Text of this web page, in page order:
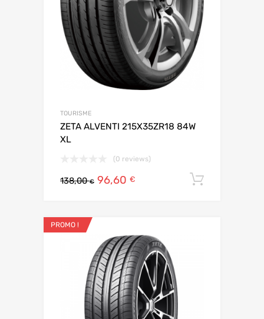
TOURISME
ZETA ALVENTI 215X35ZR18 84W
XL
(0 reviews)
138,00€ 96,60 €
PROMO !